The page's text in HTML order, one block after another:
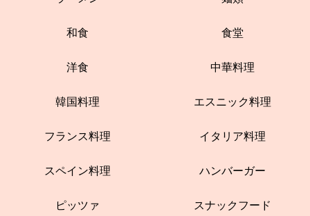
和食 食堂
洋食 中華料理
韓国料理 エスニック料理
フランス料理 イタリア料理
スペイン料理 ハンバーガー
ピッツァ スナックフード